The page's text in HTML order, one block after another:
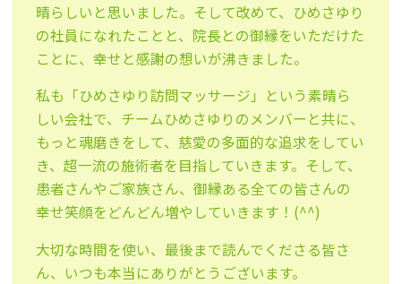
晴らしいと思いました。そして改めて、ひめさゆり
の社員になれたことと、院長との御縁をいただけた
ことに、幸せと感謝の想いが沸きました。
私も「ひめさゆり訪問マッサージ」という素晴ら
しい会社で、チームひめさゆりのメンバーと共に、
もっと魂磨きをして、慈愛の多面的な追求をしてい
き、超一流の施術者を目指していきます。 そして、
患者さんやご家族さん、御縁ある全ての皆さんの
幸せ笑顔をどんどん増やしていきます！(^^)
大切な時間を使い、最後まで読んでくださる皆さ
ん、いつも本当にありがとうございます。